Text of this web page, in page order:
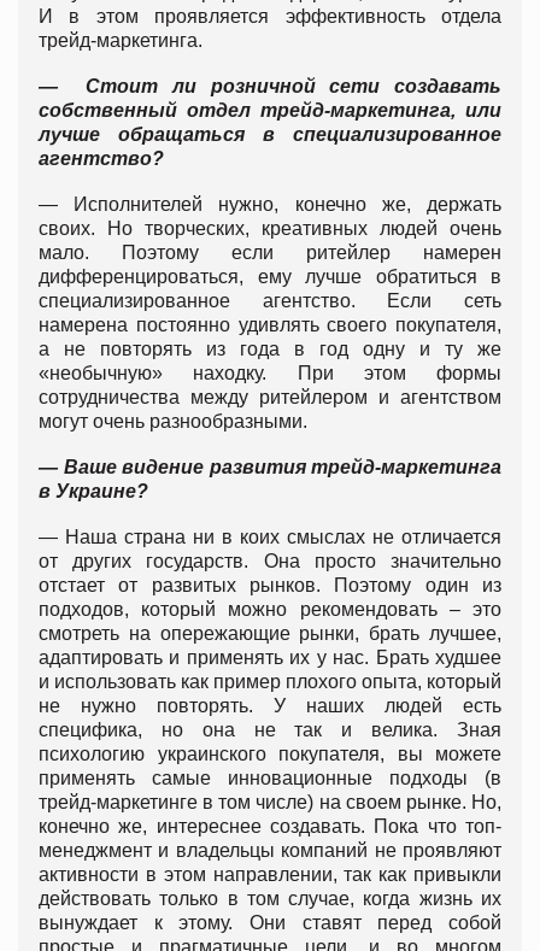
И в этом проявляется эффективность отдела
трейд-маркетинга.
— Стоит ли розничной сети создавать
собственный отдел трейд-маркетинга, или
лучше обращаться в специализированное
агентство?
— Исполнителей нужно, конечно же, держать
своих. Но творческих, креативных людей очень
мало. Поэтому если ритейлер намерен
дифференцироваться, ему лучше обратиться в
специализированное агентство. Если сеть
намерена постоянно удивлять своего покупателя,
а не повторять из года в год одну и ту же
«необычную» находку. При этом формы
сотрудничества между ритейлером и агентством
могут очень разнообразными.
— Ваше видение развития трейд-маркетинга
в Украине?
— Наша страна ни в коих смыслах не отличается
от других государств. Она просто значительно
отстает от развитых рынков. Поэтому один из
подходов, который можно рекомендовать – это
смотреть на опережающие рынки, брать лучшее,
адаптировать и применять их у нас. Брать худшее
и использовать как пример плохого опыта, который
не нужно повторять. У наших людей есть
специфика, но она не так и велика. Зная
психологию украинского покупателя, вы можете
применять самые инновационные подходы (в
трейд-маркетинге в том числе) на своем рынке. Но,
конечно же, интереснее создавать. Пока что топ-
менеджмент и владельцы компаний не проявляют
активности в этом направлении, так как привыкли
действовать только в том случае, когда жизнь их
вынуждает к этому. Они ставят перед собой
простые и прагматичные цели, и во многом